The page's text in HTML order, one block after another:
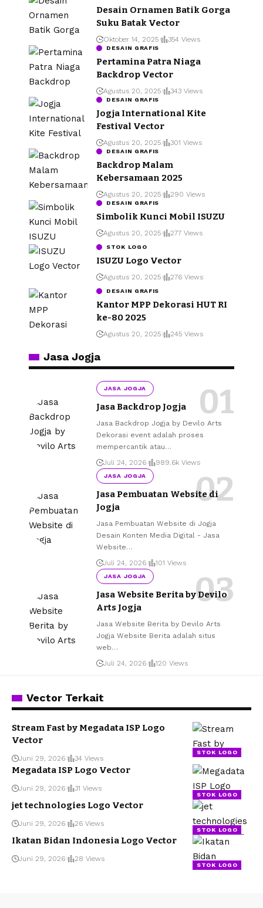
Desain Ornamen Batik Gorga
Suku Batak Vector
Oktober 14, 2025 354 Views
DESAIN GRAFIS
Pertamina Patra Niaga
Backdrop Vector
Agustus 20, 2025 343 Views
DESAIN GRAFIS
Jogja International Kite
Festival Vector
Agustus 20, 2025 301 Views
DESAIN GRAFIS
Backdrop Malam
Kebersamaan 2025
Agustus 20, 2025 290 Views
DESAIN GRAFIS
Simbolik Kunci Mobil ISUZU
Agustus 20, 2025 277 Views
STOK LOGO
ISUZU Logo Vector
Agustus 20, 2025 276 Views
DESAIN GRAFIS
Kantor MPP Dekorasi HUT RI
ke-80 2025
Agustus 20, 2025 245 Views
Jasa Jogja
JASA JOGJA
Jasa Backdrop Jogja
Jasa Backdrop Jogja by Devilo Arts
Dekorasi event adalah proses
mempercantik atau…
Juli 24, 2026
989.6k Views
JASA JOGJA
Jasa Pembuatan Website di
Jogja
Jasa Pembuatan Website di Jogja
Desain Konten Media Digital - Jasa
Website…
Juli 24, 2026
101 Views
JASA JOGJA
Jasa Website Berita by Devilo
Arts Jogja
Jasa Website Berita by Devilo Arts
Jogja Website Berita adalah situs
web…
Juli 24, 2026
120 Views
Vector Terkait
STOK LOGO
Stream Fast by Megadata ISP Logo
Vector
Juni 29, 2026 34 Views
STOK LOGO
Megadata ISP Logo Vector
Juni 29, 2026 31 Views
STOK LOGO
jet technologies Logo Vector
Juni 29, 2026 26 Views
STOK LOGO
Ikatan Bidan Indonesia Logo Vector
Juni 29, 2026 28 Views